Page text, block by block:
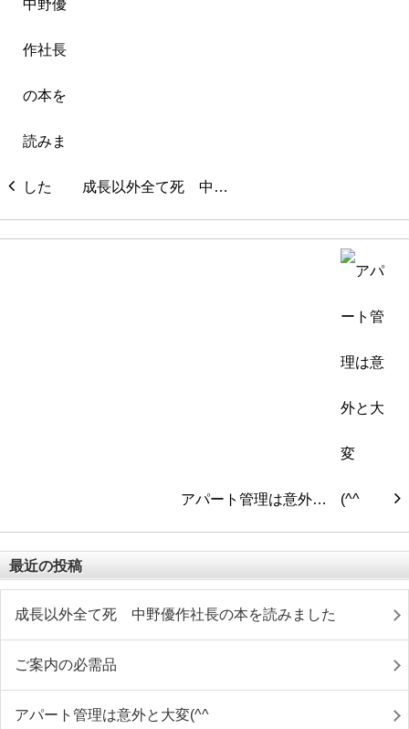
成長以外全て死 中…
アパート管理は意外…
最近の投稿
成長以外全て死 中野優作社長の本を読みました
ご案内の必需品
アパート管理は意外と大変(^^ゞ